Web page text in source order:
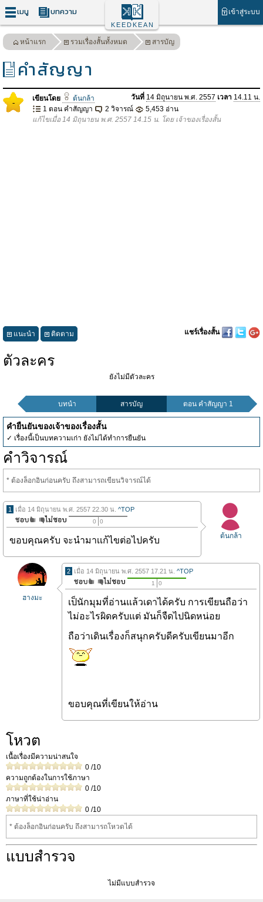
เมนู บทความ เข้าสู่ระบบ
KEEDKEAN
หน้าแรก รวมเรื่องสั้นทั้งหมด สารบัญ
คำสัญญา
- เขียนโดย ต้นกล้า วันที่ 14 มิถุนายน พ.ศ. 2557 เวลา 14.11 น.
1 ตอน คำสัญญา
2 วิจารณ์
5,453 อ่าน
แก้ไขเมื่อ 14 มิถุนายน พ.ศ. 2557 14.15 น. โดย เจ้าของเรื่องสั้น
แนะนำ ติดตาม แชร์เรื่องสั้น
ตัวละคร
ยังไม่มีตัวละคร
บทนำ สารบัญ ตอน คำสัญญา 1
คำยืนยันของเจ้าของเรื่องสั้น
✓ เรื่องนี้เป็นบทความเก่า ยังไม่ได้ทำการยืนยัน
คำวิจารณ์
* ต้องล็อกอินก่อนครับ ถึงสามารถเขียนวิจารณ์ได้
ต้นกล้า
1 เมื่อ 14 มิถุนายน พ.ศ. 2557 22.30 น. ^TOP
0 0
ขอบคุณครับ จะนำมาเเก้ไขต่อไปครับ
ฮางมะ
2 เมื่อ 14 มิถุนายน พ.ศ. 2557 17.21 น. ^TOP
1 0
เป็นักมุมที่อ่านแล้วเดาได้ครับ การเขียนถือว่า
ไม่อะไรผิดครับแต่ มันก็จืดไปนิดหน่อย
ถือว่าเดินเรื่องก็สนุกครับดีครับเขียนมาอีก
ขอบคุณที่เขียนให้อ่าน
โหวต
เนื้อเรื่องมีความน่าสนใจ
0 /10
ความถูกต้องในการใช้ภาษา
0 /10
ภาษาที่ใช้น่าอ่าน
0 /10
* ต้องล็อกอินก่อนครับ ถึงสามารถโหวดได้
แบบสำรวจ
ไม่มีแบบสำรวจ